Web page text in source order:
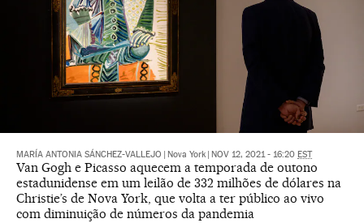
MARÍA ANTONIA SÁNCHEZ-VALLEJO Nova York NOV 12, 2021 - 16:20 EST
Van Gogh e Picasso aquecem a temporada de outono
estadunidense em um leilão de 332 milhões de dólares na
Christie’s de Nova York, que volta a ter público ao vivo
com diminuição de números da pandemia